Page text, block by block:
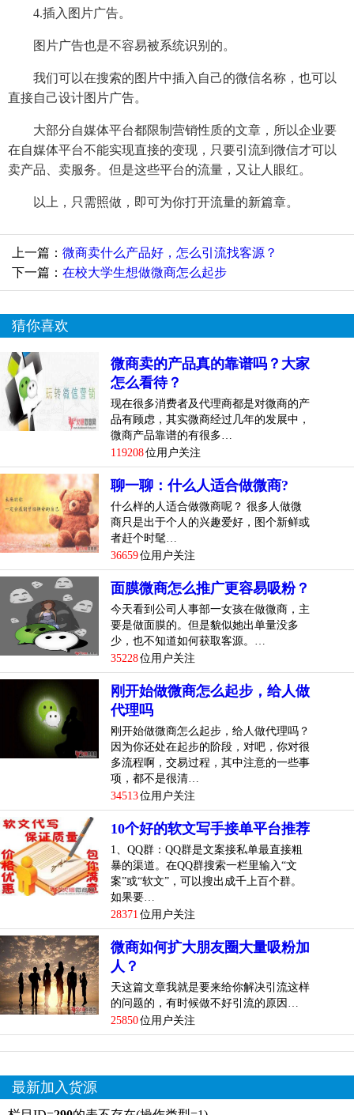
4.插入图片广告。
图片广告也是不容易被系统识别的。
我们可以在搜索的图片中插入自己的微信名称，也可以
直接自己设计图片广告。
大部分自媒体平台都限制营销性质的文章，所以企业要
在自媒体平台不能实现直接的变现，只要引流到微信才可以
卖产品、卖服务。但是这些平台的流量，又让人眼红。
以上，只需照做，即可为你打开流量的新篇章。
上一篇： 微商卖什么产品好，怎么引流找客源？
下一篇： 在校大学生想做微商怎么起步
猜你喜欢
微商卖的产品真的靠谱吗？大家
怎么看待？
现在很多消费者及代理商都是对微商的产
品有顾虑，其实微商经过几年的发展中，
微商产品靠谱的有很多…
119208位用户关注
聊一聊：什么人适合做微商?
什么样的人适合做微商呢？ 很多人做微
商只是出于个人的兴趣爱好，图个新鲜或
者赶个时髦…
36659位用户关注
面膜微商怎么推广更容易吸粉？
今天看到公司人事部一女孩在做微商，主
要是做面膜的。但是貌似她出单量没多
少，也不知道如何获取客源。…
35228位用户关注
刚开始做微商怎么起步，给人做
代理吗
刚开始做微商怎么起步，给人做代理吗？
因为你还处在起步的阶段，对吧，你对很
多流程啊，交易过程，其中注意的一些事
项，都不是很清…
34513位用户关注
10个好的软文写手接单平台推荐
1、QQ群：QQ群是文案接私单最直接粗
暴的渠道。在QQ群搜索一栏里输入“文
案”或“软文”，可以搜出成千上百个群。
如果要…
28371 位用户关注
微商如何扩大朋友圈大量吸粉加
人？
天这篇文章我就是要来给你解决引流这样
的问题的，有时候做不好引流的原因…
25850位用户关注
最新加入货源